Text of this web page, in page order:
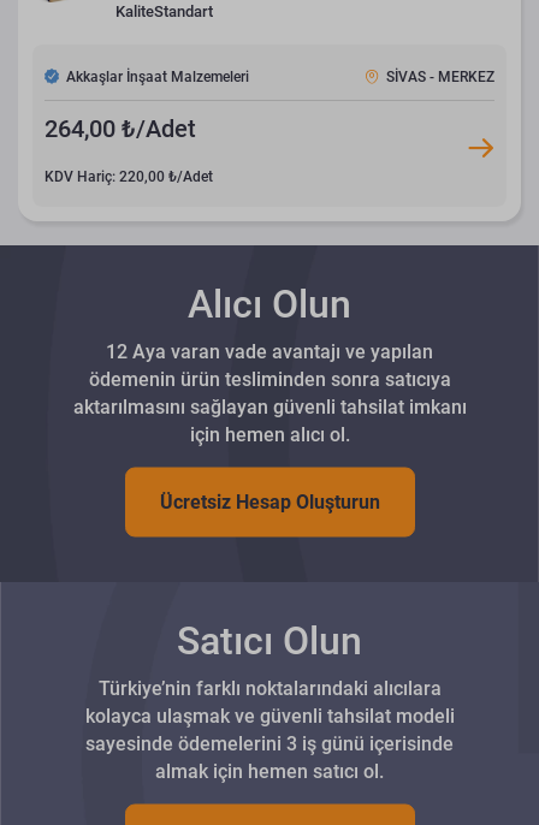
KaliteStandart
Akkaşlar İnşaat Malzemeleri SİVAS - MERKEZ
264,00 ₺/Adet
KDV Hariç: 220,00 ₺/Adet
Alıcı Olun
12 Aya varan vade avantajı ve yapılan
ödemenin ürün tesliminden sonra satıcıya
aktarılmasını sağlayan güvenli tahsilat imkanı
için hemen alıcı ol.
Ücretsiz Hesap Oluşturun
Satıcı Olun
Türkiye’nin farklı noktalarındaki alıcılara
kolayca ulaşmak ve güvenli tahsilat modeli
sayesinde ödemelerini 3 iş günü içerisinde
almak için hemen satıcı ol.